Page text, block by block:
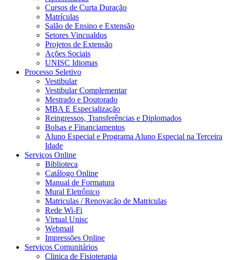
Cursos de Curta Duração
Matrículas
Salão de Ensino e Extensão
Setores Vincualdos
Projetos de Extensão
Ações Sociais
UNISC Idiomas
Processo Seletivo
Vestibular
Vestibular Complementar
Mestrado e Doutorado
MBA E Especialização
Reingressos, Transferências e Diplomados
Bolsas e Financiamentos
Aluno Especial e Programa Aluno Especial na Terceira
Idade
Serviços Online
Biblioteca
Catálogo Online
Manual de Formatura
Mural Eletrônico
Matriculas / Renovação de Matriculas
Rede Wi-Fi
Virtual Unisc
Webmail
Impressões Online
Serviços Comunitários
Clinica de Fisioterapia